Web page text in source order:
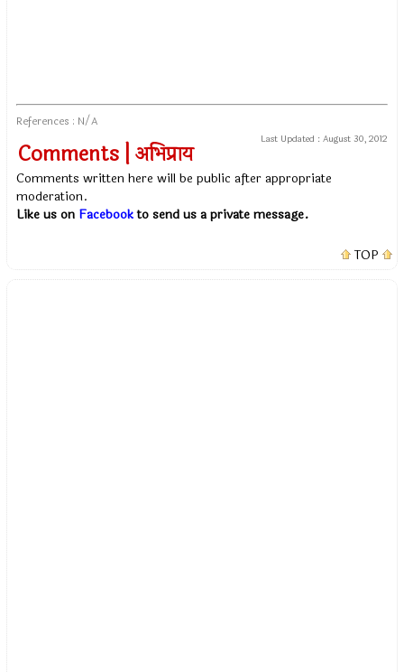
References : N/A
Last Updated : August 30, 2012
Comments | अभिप्राय
Comments written here will be public after appropriate
moderation.
Like us on Facebookto send us a private message.
TOP